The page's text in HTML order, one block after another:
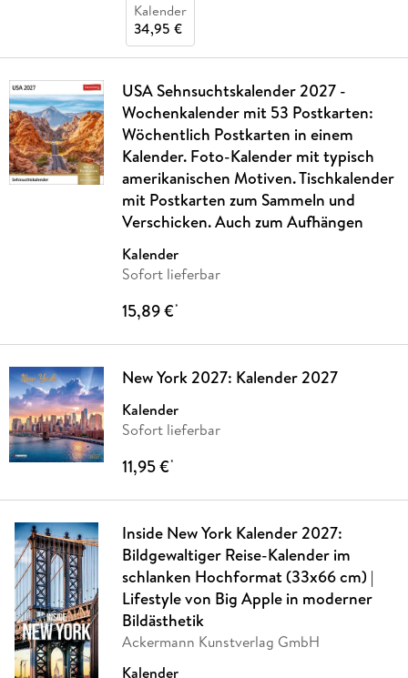
Kalender
34,95 €
USA Sehnsuchtskalender 2027 -
Wochenkalender mit 53 Postkarten:
Wöchentlich Postkarten in einem
Kalender. Foto-Kalender mit typisch
amerikanischen Motiven. Tischkalender
mit Postkarten zum Sammeln und
Verschicken. Auch zum Aufhängen
Kalender
Sofort lieferbar
15,89 €*
New York 2027: Kalender 2027
Kalender
Sofort lieferbar
11,95 €*
Inside New York Kalender 2027:
Bildgewaltiger Reise-Kalender im
schlanken Hochformat (33x66 cm) |
Lifestyle von Big Apple in moderner
Bildästhetik
Ackermann Kunstverlag GmbH
Kalender